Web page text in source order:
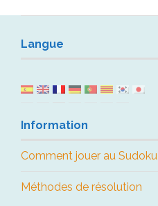
Langue
Information
Comment jouer au Sudoku
Méthodes de résolution